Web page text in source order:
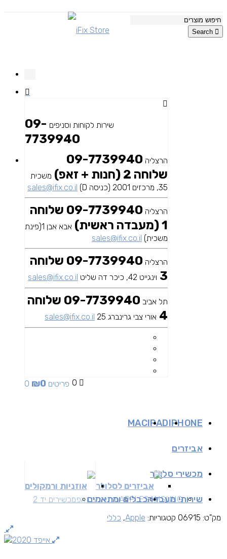
Search
שירות לקוחות וסניפים 09-
7739940
הרצליה 09-7739940
שלוחה 2 (חנות + זאפ)
משכית
35, מרכזים 2001 (כניסה D)
sales@ifix.co.il
הרצליה
09-7739940 שלוחה
1 (מעבדה ראשית)
אבא אבן 1(פינת
משכית) sales@ifix.co.il
הרצליה
09-7739940 שלוחה
3 וינגייט 42, כיכר דה שליט sales@ifix.co.il
תל אביב
09-7739940 שלוחה
4 אורי צבי גרינברג 25 sales@ifix.co.il
0 0 פריטים ₪0
IPHONE
IPAD
MAC
אביזרים
אביזרים לסלולר אוזניות ורמקולים
מכשירי סלולר
SAMSUNG
APPLEמכשירים זאפמכשירים יד 2 שירותי מעבדהכבלים ומתאמים
מק"ט: 06915 קטגוריות: Apple
, כללי